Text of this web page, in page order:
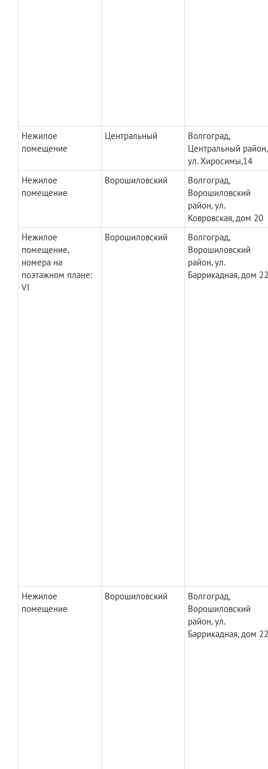
Нежилое
помещение
Центральный
Волгоград,
Центральный район,
ул. Хиросимы,14
Нежилое
помещение
Ворошиловский
Волгоград,
Ворошиловский
район, ул.
Ковровская, дом 20
Нежилое
помещение,
номера на
поэтажном плане:
VI
Ворошиловский
Волгоград,
Ворошиловский
район, ул.
Баррикадная, дом 22
Нежилое
помещение
Ворошиловский
Волгоград,
Ворошиловский
район, ул.
Баррикадная, дом 22